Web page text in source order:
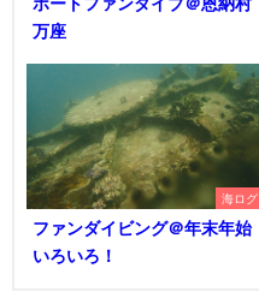
万座
海ログ
ファンダイビング＠年末年始
いろいろ！